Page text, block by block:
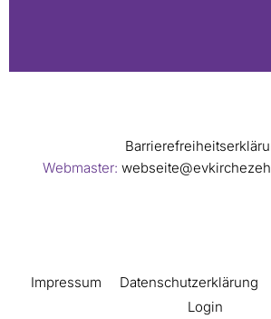
Webmaster:
Impressum Datenschutzerklärung
Login